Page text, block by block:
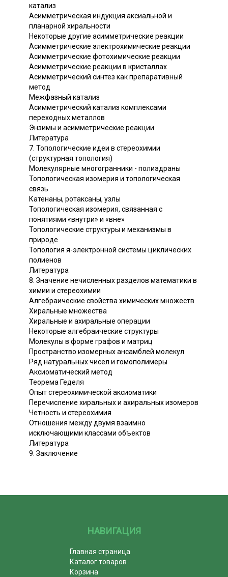
катализ
Асимметрическая индукция аксиальной и
планарной хиральности
Некоторые другие асимметрические реакции
Асимметрические электрохимические реакции
Асимметрические фотохимические реакции
Асимметрические реакции в кристаллах
Асимметрический синтез как препаративный
метод
Межфазный катализ
Асимметрический катализ комплексами
переходных металлов
Энзимы и асимметрические реакции
Литература
7. Топологические идеи в стереохимии
(структурная топология)
Молекулярные многогранники - полиэдраны
Топологическая изомерия и топологическая
связь
Катенаны, ротаксаны, узлы
Топологическая изомерия, связанная с
понятиями «внутри» и «вне»
Топологические структуры и механизмы в
природе
Топология я-электронной системы циклических
полиенов
Литература
8. Значение нечисленных разделов математики в
химии и стереохимии
Алгебраические свойства химических множеств
Хиральные множества
Хиральные и ахиральные операции
Некоторые алгебраические структуры
Молекулы в форме графов и матриц
Пространство изомерных ансамблей молекул
Ряд натуральных чисел и гомополимеры
Аксиоматический метод
Теорема Геделя
Опыт стереохимической аксиоматики
Перечисление хиральных и ахиральных изомеров
Четность и стереохимия
Отношения между двумя взаимно
исключающими классами объектов
Литература
9. Заключение
НАВИГАЦИЯ
Главная страница
Каталог товаров
Корзина